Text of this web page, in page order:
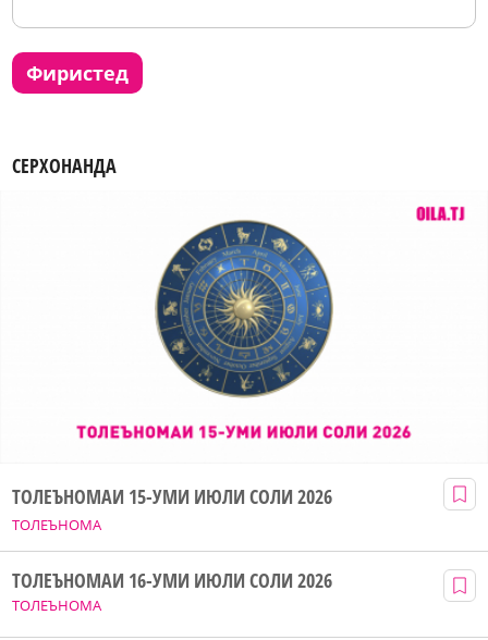
фиристед
СЕРХОНАНДА
ТОЛЕЪНОМА
ТОЛЕЪНОМАИ 15-УМИ ИЮЛИ СОЛИ 2026
ТОЛЕЪНОМА
ТОЛЕЪНОМАИ 16-УМИ ИЮЛИ СОЛИ 2026